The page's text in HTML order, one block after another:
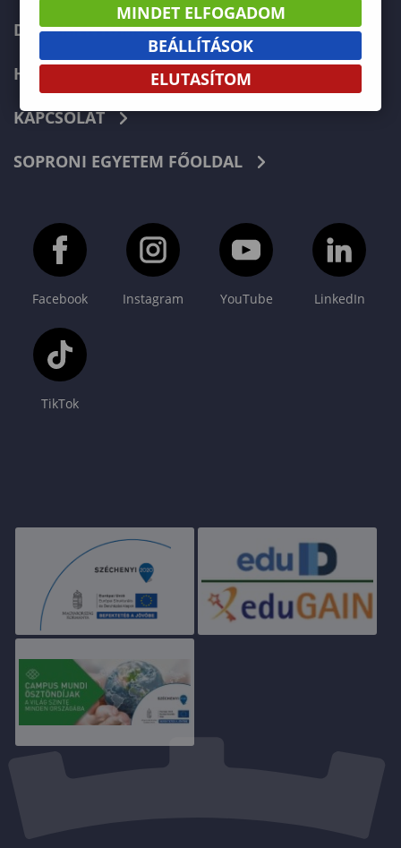
DOKUMENTUMOK
HÍREK
KAPCSOLAT
SOPRONI EGYETEM FŐOLDAL
Facebook Instagram YouTube LinkedIn
TikTok
MINDET ELFOGADOM
BEÁLLÍTÁSOK
ELUTASÍTOM